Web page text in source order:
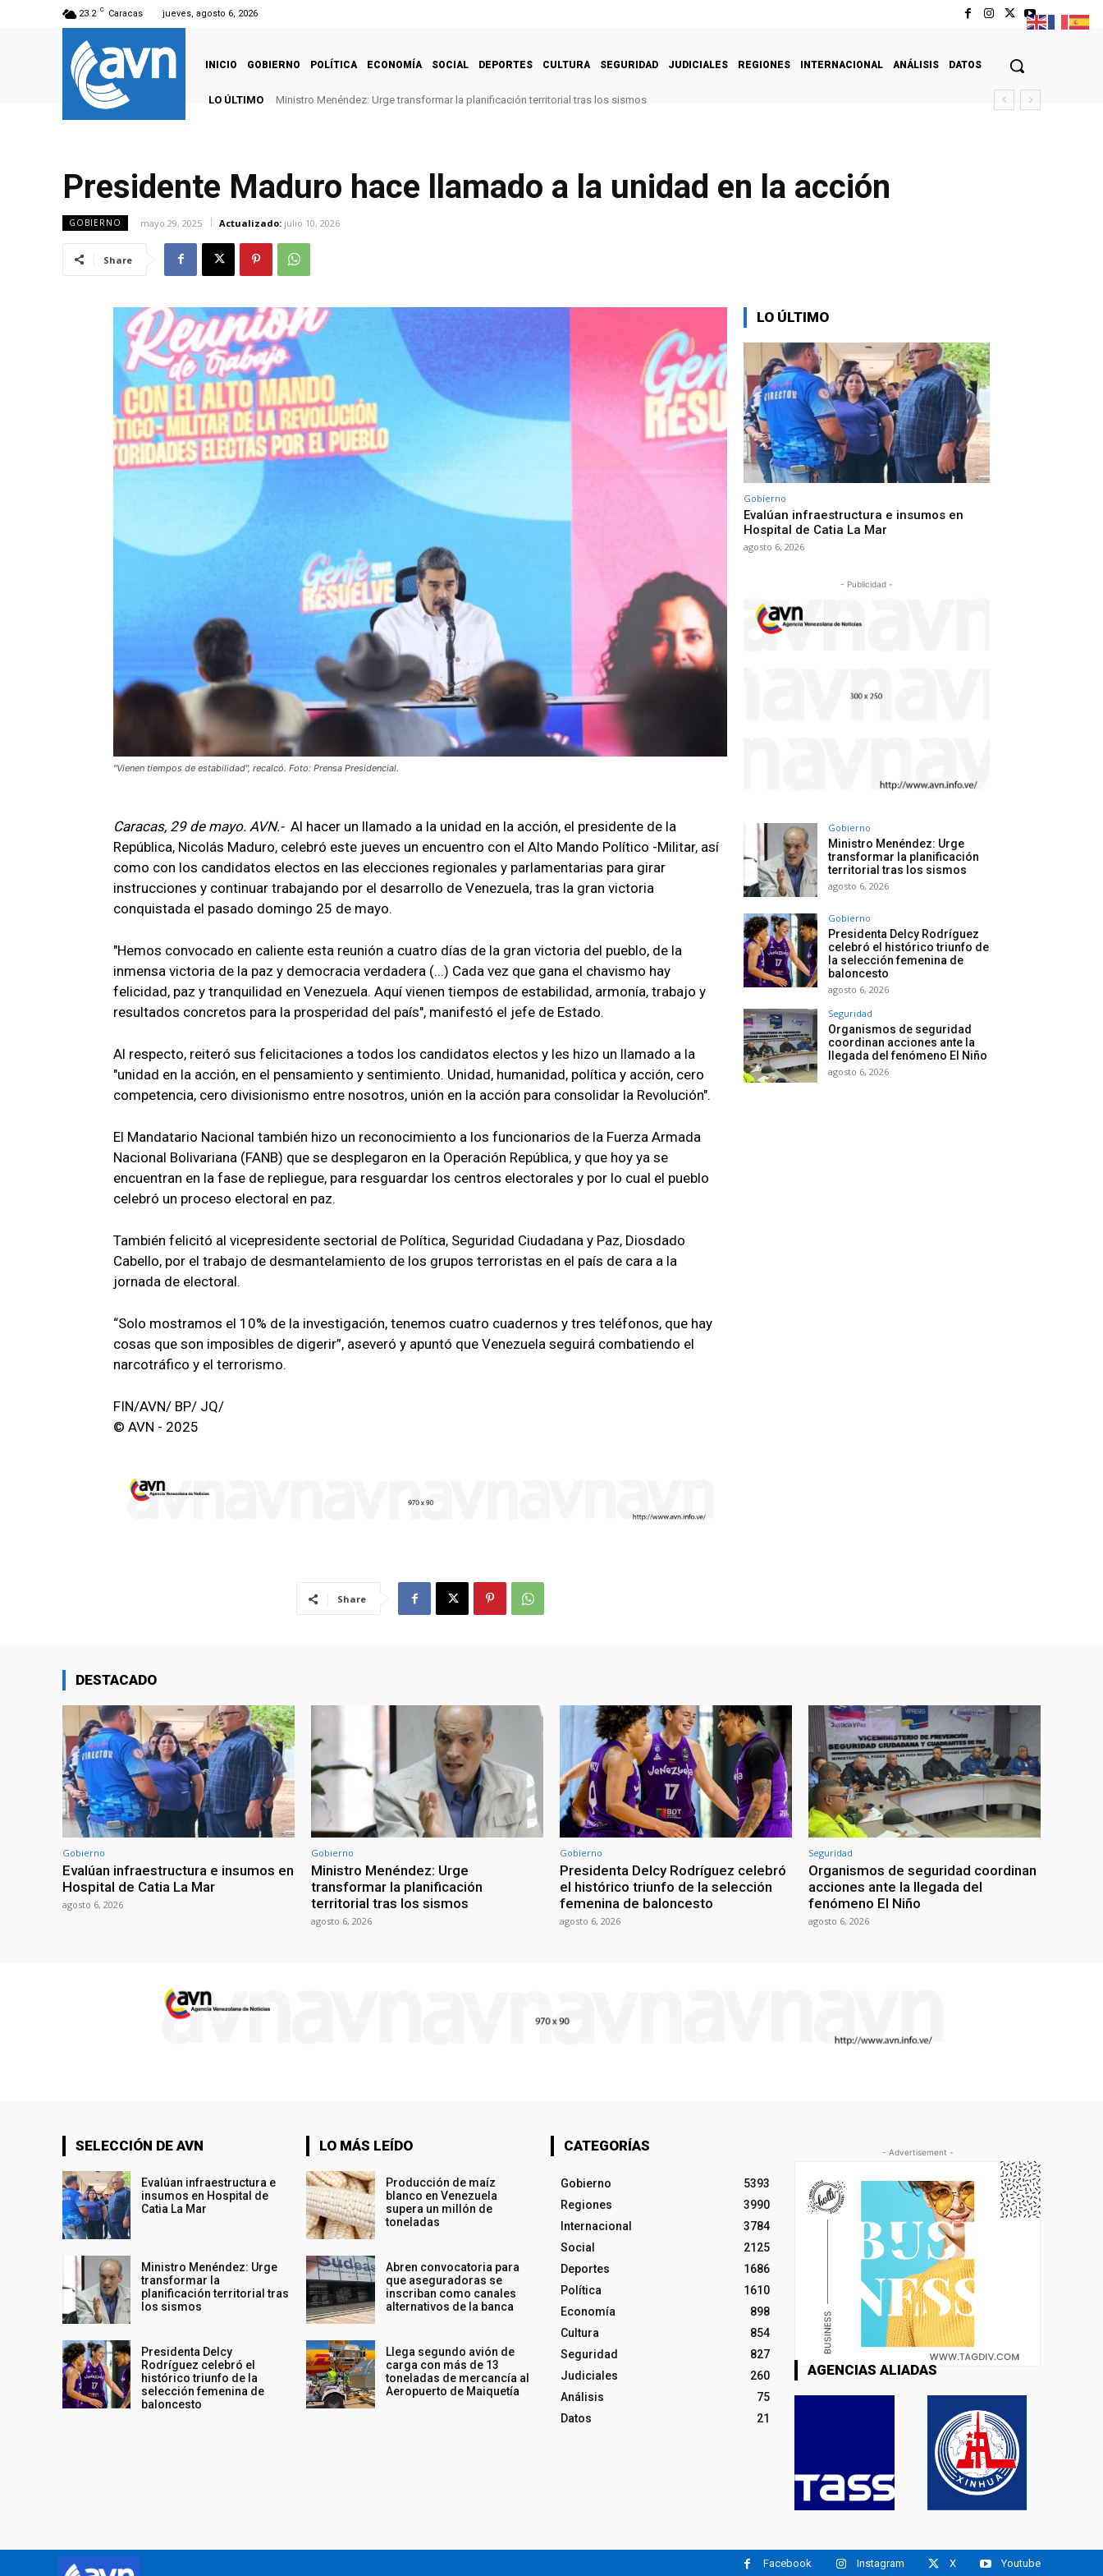
23.2 C Caracas jueves, agosto 6, 2026
INICIO GOBIERNO POLÍTICA ECONOMÍA SOCIAL DEPORTES CULTURA SEGURIDAD JUDICIALES REGIONES INTERNACIONAL ANÁLISIS DATOS
LO ÚLTIMO Ministro Menéndez: Urge transformar la planificación territorial tras los sismos
Presidente Maduro hace llamado a la unidad en la acción
GOBIERNO mayo 29, 2025 Actualizado: julio 10, 2026
Share
"Vienen tiempos de estabilidad", recalcó. Foto: Prensa Presidencial.
Caracas, 29 de mayo. AVN.- Al hacer un llamado a la unidad en la acción, el presidente de la
República, Nicolás Maduro, celebró este jueves un encuentro con el Alto Mando Político -Militar, así
como con los candidatos electos en las elecciones regionales y parlamentarias para girar
instrucciones y continuar trabajando por el desarrollo de Venezuela, tras la gran victoria
conquistada el pasado domingo 25 de mayo.
"Hemos convocado en caliente esta reunión a cuatro días de la gran victoria del pueblo, de la
inmensa victoria de la paz y democracia verdadera (...) Cada vez que gana el chavismo hay
felicidad, paz y tranquilidad en Venezuela. Aquí vienen tiempos de estabilidad, armonía, trabajo y
resultados concretos para la prosperidad del país", manifestó el jefe de Estado.
Al respecto, reiteró sus felicitaciones a todos los candidatos electos y les hizo un llamado a la
"unidad en la acción, en el pensamiento y sentimiento. Unidad, humanidad, política y acción, cero
competencia, cero divisionismo entre nosotros, unión en la acción para consolidar la Revolución".
El Mandatario Nacional también hizo un reconocimiento a los funcionarios de la Fuerza Armada
Nacional Bolivariana (FANB) que se desplegaron en la Operación República, y que hoy ya se
encuentran en la fase de repliegue, para resguardar los centros electorales y por lo cual el pueblo
celebró un proceso electoral en paz.
También felicitó al vicepresidente sectorial de Política, Seguridad Ciudadana y Paz, Diosdado
Cabello, por el trabajo de desmantelamiento de los grupos terroristas en el país de cara a la
jornada de electoral.
“Solo mostramos el 10% de la investigación, tenemos cuatro cuadernos y tres teléfonos, que hay
cosas que son imposibles de digerir”, aseveró y apuntó que Venezuela seguirá combatiendo el
narcotráfico y el terrorismo.
FIN/AVN/ BP/ JQ/
© AVN - 2025
Share
LO ÚLTIMO
Gobierno
Evalúan infraestructura e insumos en
Hospital de Catia La Mar
agosto 6, 2026
- Publicidad -
Gobierno
Ministro Menéndez: Urge
transformar la planificación
territorial tras los sismos
agosto 6, 2026
Gobierno
Presidenta Delcy Rodríguez
celebró el histórico triunfo de
la selección femenina de
baloncesto
agosto 6, 2026
Seguridad
Organismos de seguridad
coordinan acciones ante la
llegada del fenómeno El Niño
agosto 6, 2026
DESTACADO
Gobierno
Evalúan infraestructura e insumos en
Hospital de Catia La Mar
agosto 6, 2026
Gobierno
Ministro Menéndez: Urge
transformar la planificación
territorial tras los sismos
agosto 6, 2026
Gobierno
Presidenta Delcy Rodríguez celebró
el histórico triunfo de la selección
femenina de baloncesto
agosto 6, 2026
Seguridad
Organismos de seguridad coordinan
acciones ante la llegada del
fenómeno El Niño
agosto 6, 2026
SELECCIÓN DE AVN
Evalúan infraestructura e
insumos en Hospital de
Catia La Mar
Ministro Menéndez: Urge
transformar la
planificación territorial tras
los sismos
Presidenta Delcy
Rodríguez celebró el
histórico triunfo de la
selección femenina de
baloncesto
LO MÁS LEÍDO
Producción de maíz
blanco en Venezuela
supera un millón de
toneladas
Abren convocatoria para
que aseguradoras se
inscriban como canales
alternativos de la banca
Llega segundo avión de
carga con más de 13
toneladas de mercancía al
Aeropuerto de Maiquetía
CATEGORÍAS
Gobierno
5393
Regiones
3990
Internacional
3784
Social
2125
Deportes
1686
Política
1610
Economía
898
Cultura
854
Seguridad
827
Judiciales
260
Análisis
75
Datos
21
- Advertisement -
AGENCIAS ALIADAS
Facebook Instagram X Youtube